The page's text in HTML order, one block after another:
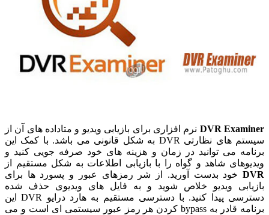
DVR Examiner نرم افزاری برای بازیابی ویدیو و متاداده های آن از
سیستم های نظارتی DVR به شکل قانونی می باشد. با کمک این
برنامه می توانید در زمان و هزینه های خود صرفه جویی کنید و
ویدیوهای شاهد و گواه را با بازیابی اطلاعات به شکل مستقیم از
DVR خود بدست آورید. از شر رمزهای عبور و پسورد ها برای
بازیابی ویدیو خلاص شوید و به فایل های ویدیوی حذف شده
دسترسی پیدا کنید. با دسترسی مستقیم به هارد درایو DVR این
برنامه قادر به bypass کردن هر رمز عبور سیستمی ای است و می